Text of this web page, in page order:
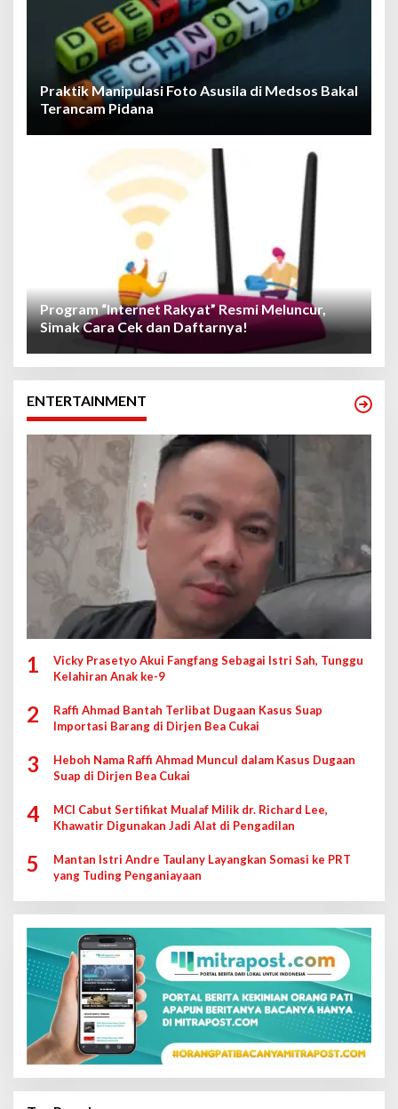
Praktik Manipulasi Foto Asusila di Medsos Bakal
Terancam Pidana
Program “Internet Rakyat” Resmi Meluncur,
Simak Cara Cek dan Daftarnya!
ENTERTAINMENT
1
Vicky Prasetyo Akui Fangfang Sebagai Istri Sah, Tunggu
Kelahiran Anak ke-9
2
Raffi Ahmad Bantah Terlibat Dugaan Kasus Suap
Importasi Barang di Dirjen Bea Cukai
3
Heboh Nama Raffi Ahmad Muncul dalam Kasus Dugaan
Suap di Dirjen Bea Cukai
4
MCI Cabut Sertifikat Mualaf Milik dr. Richard Lee,
Khawatir Digunakan Jadi Alat di Pengadilan
5
Mantan Istri Andre Taulany Layangkan Somasi ke PRT
yang Tuding Penganiayaan